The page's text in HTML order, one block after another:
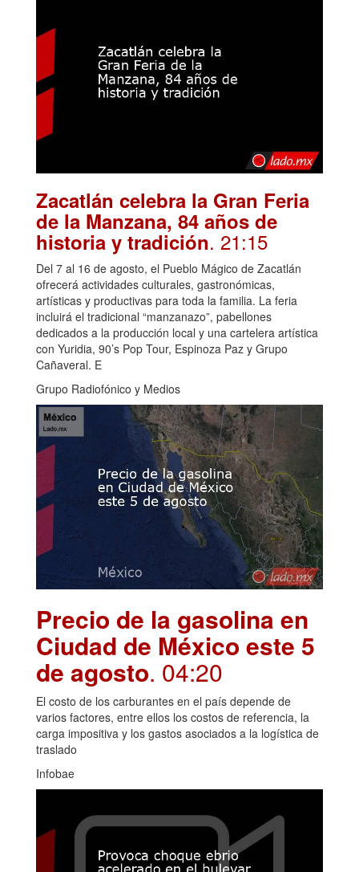
Zacatlán celebra la Gran Feria
de la Manzana, 84 años de
historia y tradición. 21:15
Del 7 al 16 de agosto, el Pueblo Mágico de Zacatlán
ofrecerá actividades culturales, gastronómicas,
artísticas y productivas para toda la familia. La feria
incluirá el tradicional “manzanazo”, pabellones
dedicados a la producción local y una cartelera artística
con Yuridia, 90’s Pop Tour, Espinoza Paz y Grupo
Cañaveral. E
Grupo Radiofónico y Medios
Precio de la gasolina en
Ciudad de México este 5
de agosto. 04:20
El costo de los carburantes en el país depende de
varios factores, entre ellos los costos de referencia, la
carga impositiva y los gastos asociados a la logística de
traslado
Infobae